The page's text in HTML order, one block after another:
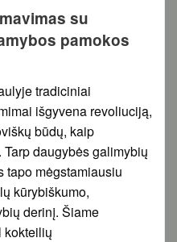
su
pamokos
tradiciniai
išgyvena revoliuciją,
būdų, kaip
daugybės galimybių
tapo mėgstamiausiu
kūrybiškumo,
derinį. Šiame
kokteilių